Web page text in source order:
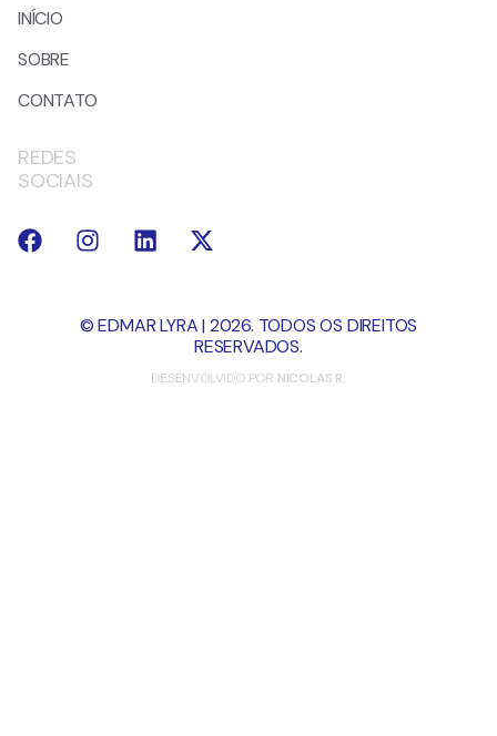
INÍCIO
SOBRE
CONTATO
REDES
SOCIAIS
© EDMAR LYRA | 2026. TODOS OS DIREITOS
RESERVADOS.
DESENVOLVIDO POR NICOLAS R.